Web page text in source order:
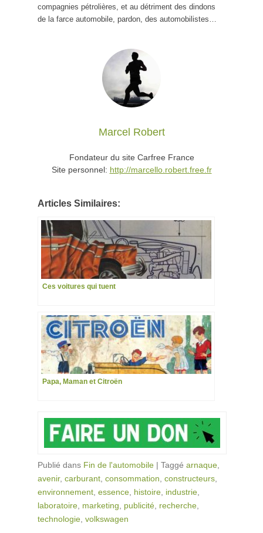
compagnies pétrolières, et au détriment des dindons
de la farce automobile, pardon, des automobilistes…
Marcel Robert
Fondateur du site Carfree France
Site personnel: http://marcello.robert.free.fr
Articles Similaires:
Ces voitures qui tuent
Papa, Maman et Citroën
Publié dans Fin de l'automobile | Taggé arnaque
avenir, carburant consommation constructeurs
environnement essence histoire industrie
laboratoire marketing publicité recherche
technologie volkswagen